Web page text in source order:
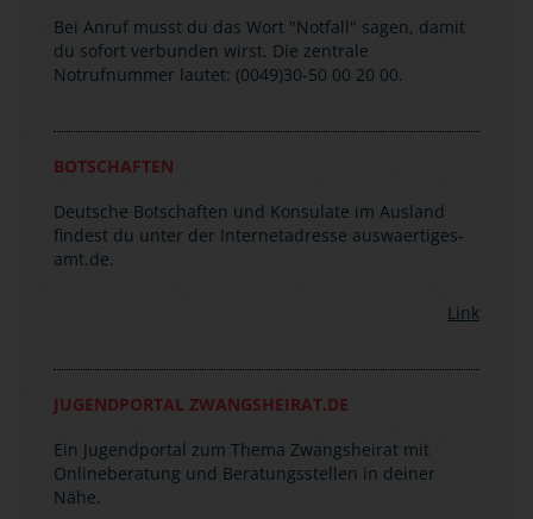
SCHNELLEN HILFE
AUSWÄRTIGES AMT DEUTSCHLAND
Bei Anruf musst du das Wort "Notfall" sagen, damit
Notrufnummer lautet: (0049)30-50 00 20 00.
BOTSCHAFTEN
JUGENDPORTAL ZWANGSHEIRAT.DE